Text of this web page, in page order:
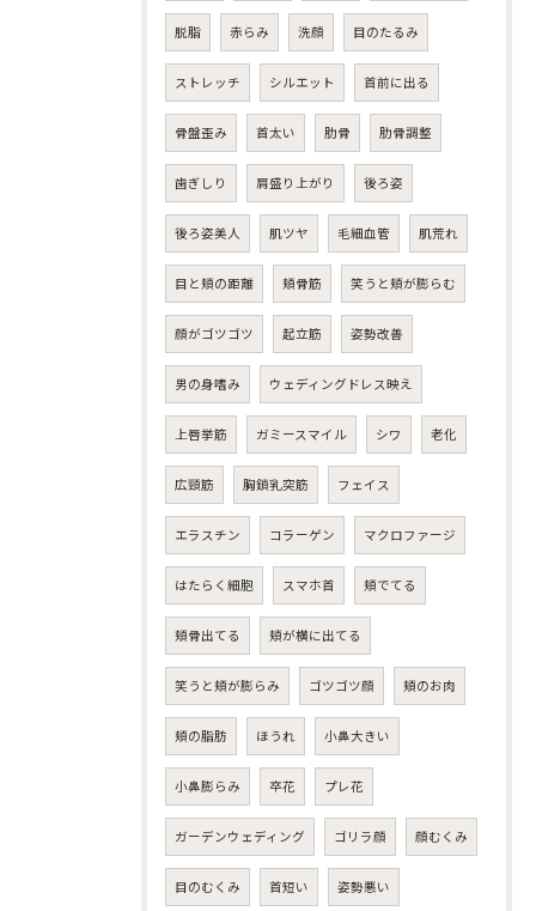
脱脂 赤らみ 洗顔 目のたるみ
ストレッチ シルエット 首前に出る
骨盤歪み 首太い 肋骨 肋骨調整
歯ぎしり 肩盛り上がり 後ろ姿
後ろ姿美人 肌ツヤ 毛細血管 肌荒れ
目と頬の距離 頬骨筋 笑うと頬が膨らむ
顔がゴツゴツ 起立筋 姿勢改善
男の身嗜み ウェディングドレス映え
上唇挙筋 ガミースマイル シワ 老化
広頸筋 胸鎖乳突筋 フェイス
エラスチン コラーゲン マクロファージ
はたらく細胞 スマホ首 頬でてる
頬骨出てる 頬が横に出てる
笑うと頬が膨らみ ゴツゴツ顔 頬のお肉
頬の脂肪 ほうれ 小鼻大きい
小鼻膨らみ 卒花 プレ花
ガーデンウェディング ゴリラ顔 顔むくみ
目のむくみ 首短い 姿勢悪い